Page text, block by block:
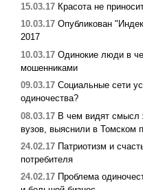
15.03.17 Красота не
10.03.17 Опубликован
2017
10.03.17 Одинокие люди в
мошенниками
09.03.17 Социальные сети
одиночества?
08.03.17 В чем видят смысл
вузов, выяснили в Томском
24.02.17 Патриотизм и
потребителя
24.02.17 Проблема